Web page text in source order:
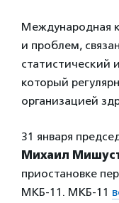
Международная
и проблем,
статистический
который
организацией
31 января
Михаил
приостановке
МКБ-11. МКБ-11